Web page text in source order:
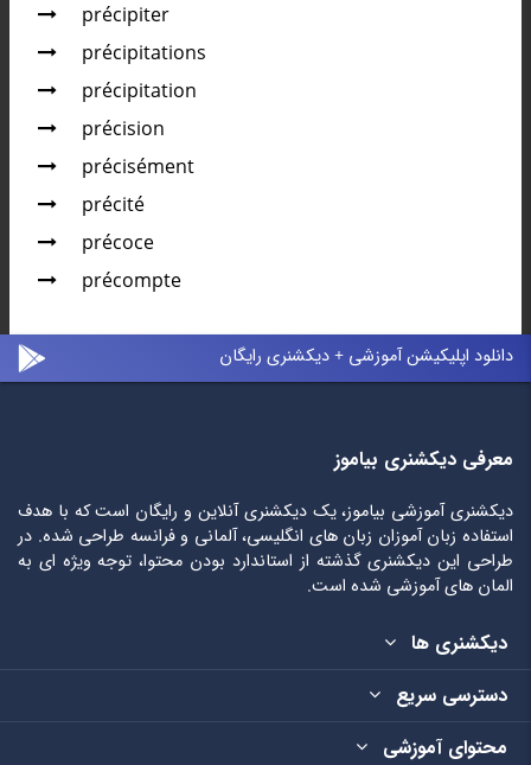
précipiter
précipitations
précipitation
précision
précisément
précité
précoce
précompte
دانلود اپلیکیشن آموزشی + دیکشنری رایگان
معرفی دیکشنری بیاموز
دیکشنری آموزشی بیاموز، یک دیکشنری آنلاین و رایگان است که با هدف
استفاده زبان آموزان زبان های انگلیسی، آلمانی و فرانسه طراحی شده. در
طراحی این دیکشنری گذشته از استاندارد بودن محتوا، توجه ویژه ای به
المان های آموزشی شده است.
دیکشنری ها
دسترسی سریع
محتوای آموزشی